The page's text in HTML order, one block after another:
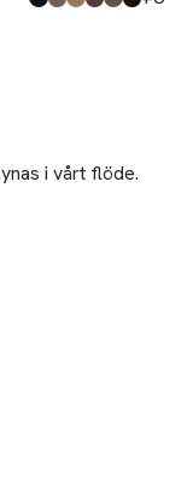
Produkten finns i
Granite,
Taupe,
Blonde,
Medium Brown ,
Soft Brown,
Ebony,
i vårt flöde.